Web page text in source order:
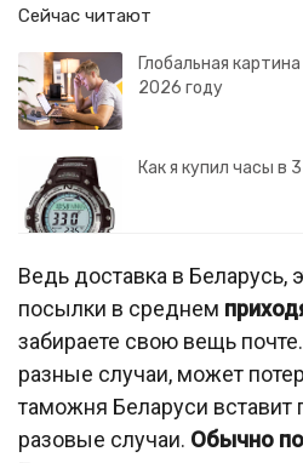
Сейчас читают
Глобальная
2026 году
Как я купил часы в
Ведь доставка в Беларусь,
посылки в среднем
забираете свою вещь
разные случаи, может
таможня Беларуси вставит
разовые случаи. Обычно